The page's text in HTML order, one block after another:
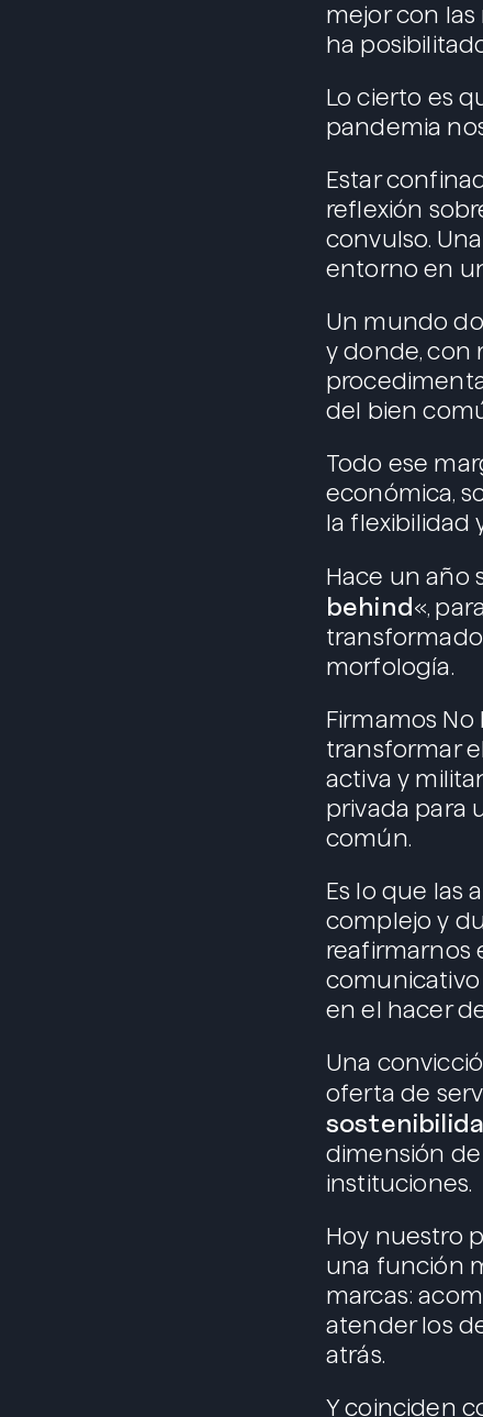
mejor con las
ha
Lo cierto es
pandemia
Estar
reflexión
convulso.
entorno en
Un mundo
y donde, con
del bien
Todo ese
económica,
la flexibilidad
Hace un año
behind«,
morfología.
Firmamos
transformar
activa y
privada para
común.
Es lo que las
complejo y
reafirmarnos
comunicativo
en el hacer
Una
oferta de
dimensión de
instituciones.
Hoy nuestro
una función
marcas:
atender los
atrás.
Y coinciden